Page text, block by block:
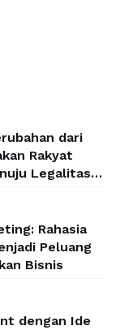
menjadi
dari
Rakyat
Legalitas
Rahasia
Peluang
Bisnis
dengan Ide